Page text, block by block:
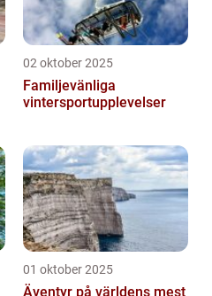
02 oktober 2025
Familjevänliga
vintersportupplevelser
01 oktober 2025
Äventyr på världens mest